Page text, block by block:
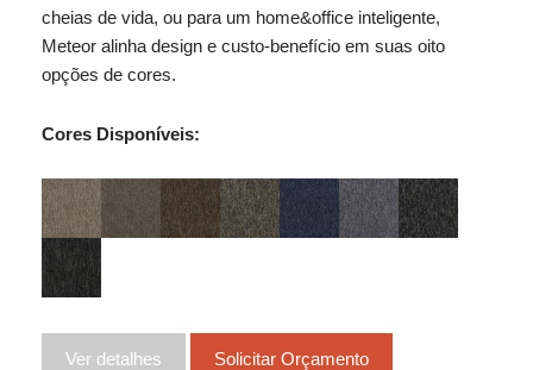
cheias de vida, ou para um home&office inteligente,
Meteor alinha design e custo-benefício em suas oito
opções de cores.
Cores Disponíveis:
Ver detalhes Solicitar Orçamento